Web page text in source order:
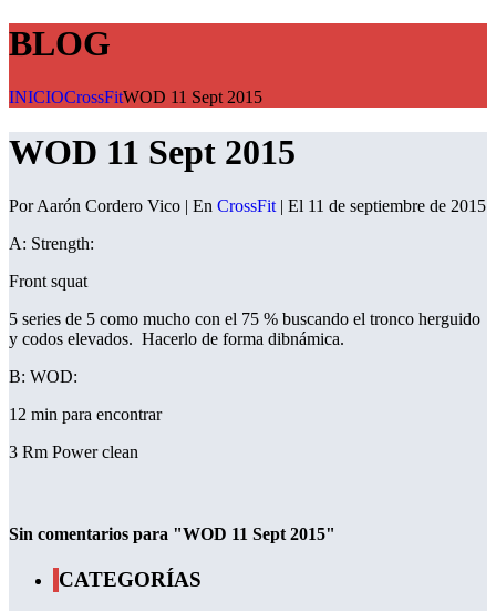
BLOG
INICIOCrossFitWOD 11 Sept 2015
WOD 11 Sept 2015
Por Aarón Cordero Vico | En CrossFit | El 11 de septiembre de 2015
A: Strength:
Front squat
5 series de 5 como mucho con el 75 % buscando el tronco herguido
y codos elevados. Hacerlo de forma dibnámica.
B: WOD:
12 min para encontrar
3 Rm Power clean
Sin comentarios para "WOD 11 Sept 2015"
CATEGORÍAS